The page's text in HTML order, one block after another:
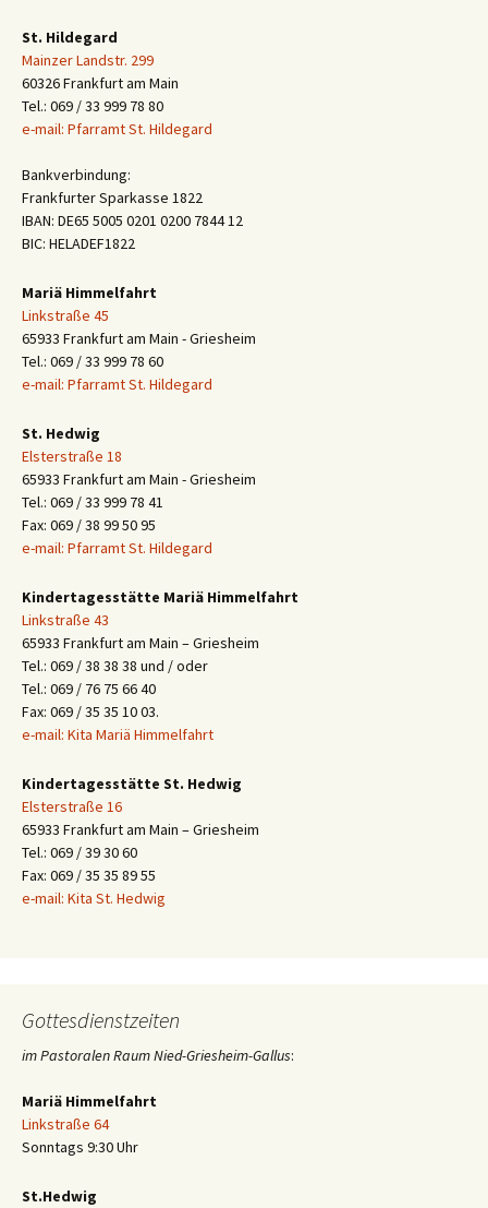
St. Hildegard
Mainzer Landstr. 299
60326 Frankfurt am Main
Tel.: 069 / 33 999 78 80
e-mail: Pfarramt St. Hildegard
Bankverbindung:
Frankfurter Sparkasse 1822
IBAN: DE65 5005 0201 0200 7844 12
BIC: HELADEF1822
Mariä Himmelfahrt
Linkstraße 45
65933 Frankfurt am Main - Griesheim
Tel.: 069 / 33 999 78 60
e-mail: Pfarramt St. Hildegard
St. Hedwig
Elsterstraße 18
65933 Frankfurt am Main - Griesheim
Tel.: 069 / 33 999 78 41
Fax: 069 / 38 99 50 95
e-mail: Pfarramt St. Hildegard
Kindertagesstätte Mariä Himmelfahrt
Linkstraße 43
65933 Frankfurt am Main – Griesheim
Tel.: 069 / 38 38 38 und / oder
Tel.: 069 / 76 75 66 40
Fax: 069 / 35 35 10 03.
e-mail: Kita Mariä Himmelfahrt
Kindertagesstätte St. Hedwig
Elsterstraße 16
65933 Frankfurt am Main – Griesheim
Tel.: 069 / 39 30 60
Fax: 069 / 35 35 89 55
e-mail: Kita St. Hedwig
Gottesdienstzeiten
im Pastoralen Raum Nied-Griesheim-Gallus:
Mariä Himmelfahrt
Linkstraße 64
Sonntags 9:30 Uhr
St.Hedwig